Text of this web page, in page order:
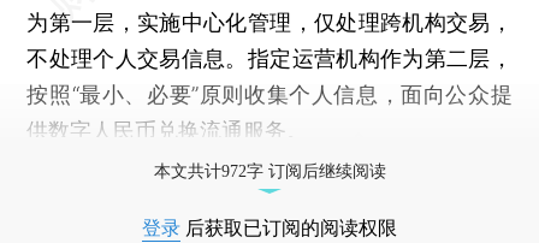
为第一层，实施中心化管理，仅处理跨机构交易，
不处理个人交易信息。指定运营机构作为第二层，
按照“最小、必要”原则收集个人信息，面向公众提
供数字人民币兑换流通服务。
本文共计972字 订阅后继续阅读
登录 后获取已订阅的阅读权限